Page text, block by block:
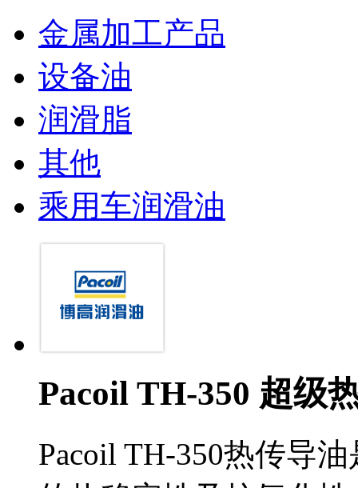
金属加工产品
设备油
润滑脂
其他
乘用车润滑油
Pacoil TH-350 超级
Pacoil TH-350热传导